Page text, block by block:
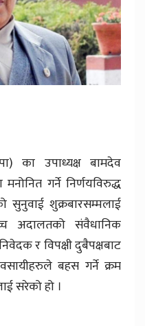
का उपाध्यक्ष बामदेव
गर्ने निर्णयविरुद्ध
सुनुवाई शुक्रबारसम्मलाई
अदालतको संवैधानिक
र विपक्षी दुबैपक्षबाट
बहस गर्ने क्रम
सरेको हो ।